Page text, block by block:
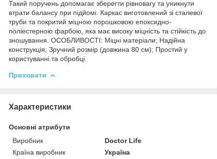
Такий поручень допомагає зберегти рівновагу та уникнути
втрати балансу при підйомі. Каркас виготовлений зі сталевої
труби та покритий міцною порошковою епоксидно-
поліестерною фарбою, яка має високу міцність та стійкість до
зношування. ОСОБЛИВОСТІ: Міцні матеріали; Надійна
конструкція; Зручний розмір (довжина 80 см); Простий у
користуванні та обробці.
Приховати
Характеристики
Основні атрибути
Виробник
Doctor Life
Країна виробник
Україна